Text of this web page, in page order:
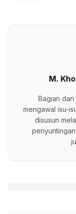
M.
Bagian dari
mengawal isu-
disusun